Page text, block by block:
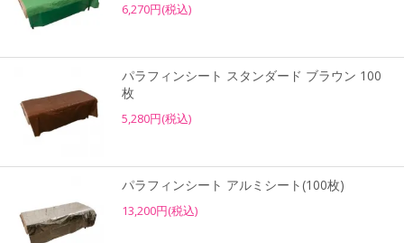
6,270円(税込)
パラフィンシート スタンダード ブラウン 100
枚
5,280円(税込)
パラフィンシート アルミシート(100枚)
13,200円(税込)